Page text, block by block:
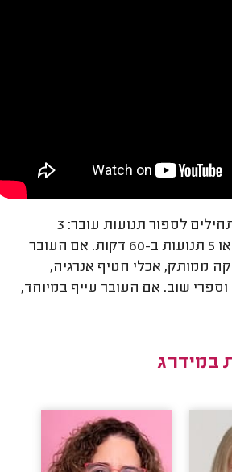
החל משבוע 28, מתחילים לספור תנועות עובר: 3
תנועות ב-30 דקות או 5 תנועות ב-60 דקות. אם העובר
ממותק, אכלי חטיף אנרגיה,
שוב. אם העובר עייף במיוחד,
במידרג